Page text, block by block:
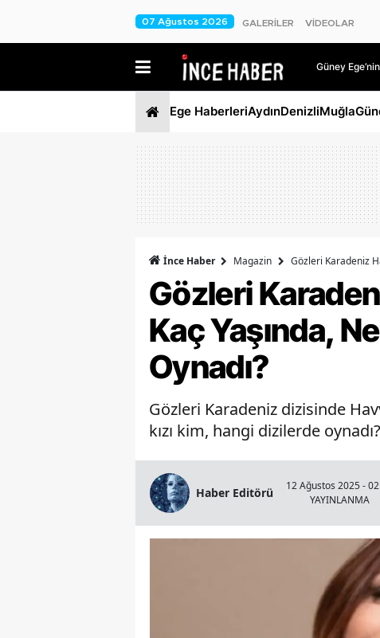
07 Ağustos 2026 GALERİLER VİDEOLAR
Güney
Ege HaberleriAydınDenizliMuğla
İnce Haber Magazin Gözleri Karadeniz
Gözleri
Kaç Yaşında,
Oynadı?
Gözleri Karadeniz dizisinde
kızı kim, hangi dizilerde
Haber Editörü
12 Ağustos 2025 -
YAYINLANMA